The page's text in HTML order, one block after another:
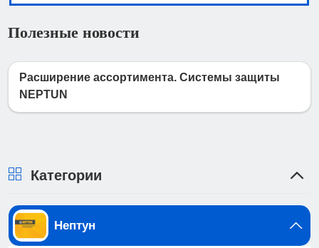
Полезные новости
Расширение ассортимента. Системы защиты
NEPTUN
Категории
Нептун